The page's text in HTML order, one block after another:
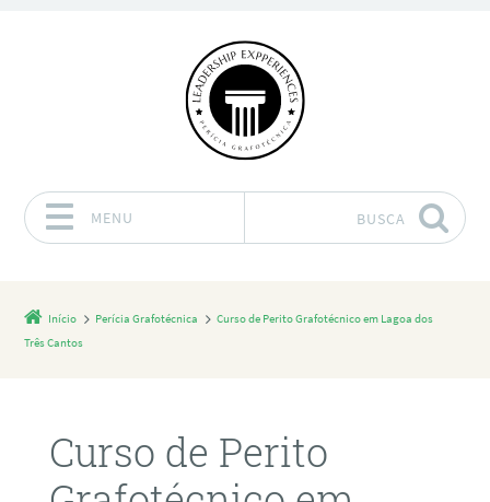
MENU BUSCA
Início Perícia Grafotécnica
Curso de Perito Grafotécnico em Lagoa dos
Três Cantos
Curso de Perito